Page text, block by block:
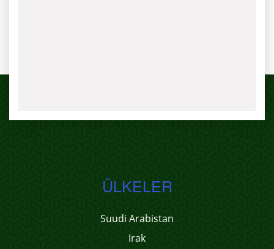
ÜLKELER
Suudi Arabistan
Irak